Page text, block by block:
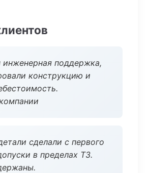
инженерная поддержка,
конструкцию и
сделали с первого
в пределах ТЗ.